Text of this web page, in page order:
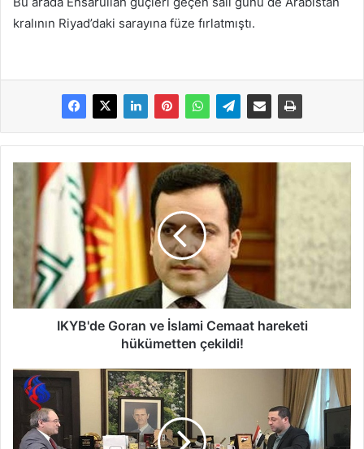
kralının Riyad’daki sarayına füze fırlatmıştı.
IKYB'de Goran ve İslami Cemaat hareketi
hükümetten çekildi!